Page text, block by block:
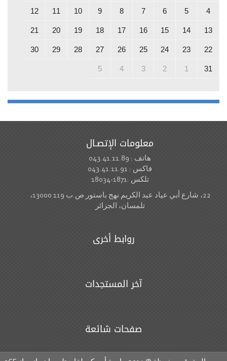
4
5
6
7
8
9
10
11
12
13
14
15
16
17
18
19
20
21
22
23
24
25
26
27
28
29
30
31
1
2
3
4
5
معلومات الإتصـال
هاتف : 043.41.11.89
فاكس : 043.41.11.91
تلكس :1871-18034
22، شارع أبي عياد عبد الكريم نهج باستور ص.ب 119 13000،
تلمسان، الجزائر
روابط أخرى
آخر المستجدات
صفحات شائعة